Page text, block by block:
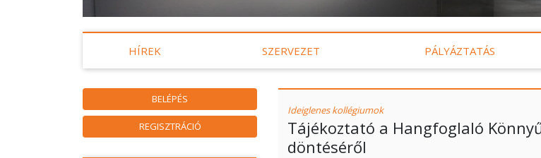
HÍREK SZERVEZET PÁLYÁZTATÁS
BELÉPÉS
REGISZTRÁCIÓ
Ideiglenes kollégiumok
Tájékoztató a Hangfoglaló
döntéséről